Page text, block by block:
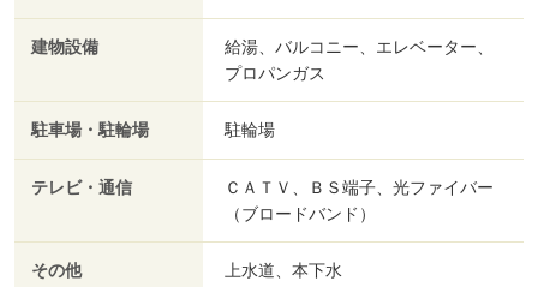
建物設備
給湯、バルコニー、エレベーター、
プロパンガス
駐車場・駐輪場 駐輪場
テレビ・通信
ＣＡＴＶ、ＢＳ端子、光ファイバー
（ブロードバンド）
その他 上水道、本下水